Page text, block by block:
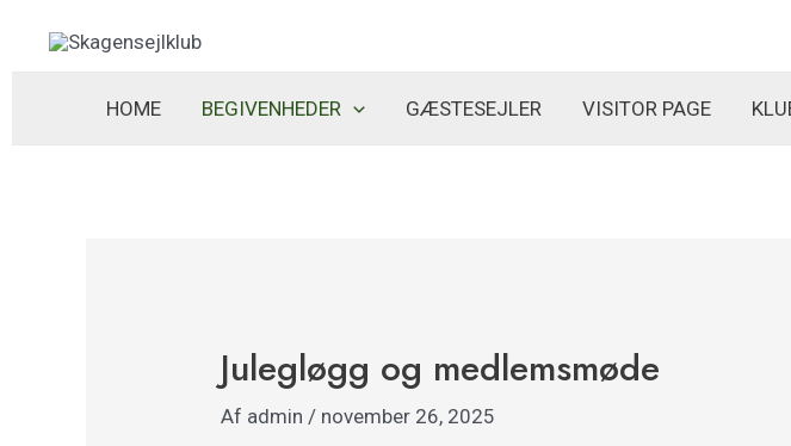
HOME BEGIVENHEDER GÆSTESEJLER VISITOR PAGE
Julegløgg og medlemsmøde
Af admin / november 26, 2025